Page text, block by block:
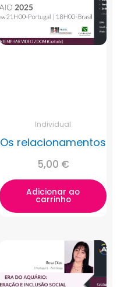
Individual
Os relacionamentos
5,00 €
Adicionar ao
carrinho